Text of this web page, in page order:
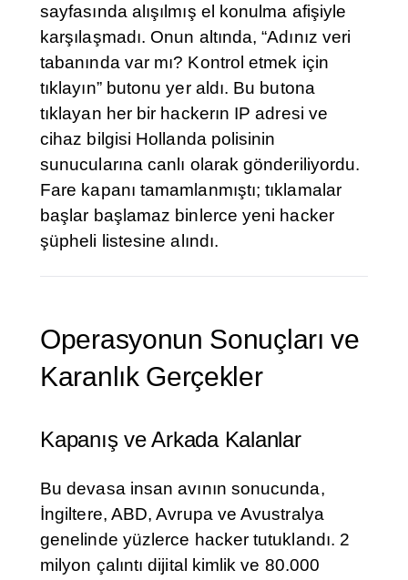
sayfasında alışılmış el konulma afişiyle
karşılaşmadı. Onun altında, “Adınız veri
tabanında var mı? Kontrol etmek için
tıklayın” butonu yer aldı. Bu butona
tıklayan her bir hackerın IP adresi ve
cihaz bilgisi Hollanda polisinin
sunucularına canlı olarak gönderiliyordu.
Fare kapanı tamamlanmıştı; tıklamalar
başlar başlamaz binlerce yeni hacker
şüpheli listesine alındı.
Operasyonun Sonuçları ve
Karanlık Gerçekler
Kapanış ve Arkada Kalanlar
Bu devasa insan avının sonucunda,
İngiltere, ABD, Avrupa ve Avustralya
genelinde yüzlerce hacker tutuklandı. 2
milyon çalıntı dijital kimlik ve 80.000